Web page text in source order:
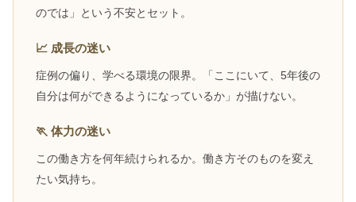
のでは」という不安とセット。
📈 成長の迷い
症例の偏り、学べる環境の限界。「ここにいて、5年後の
自分は何ができるようになっているか」が描けない。
🏃 体力の迷い
この働き方を何年続けられるか。働き方そのものを変え
たい気持ち。